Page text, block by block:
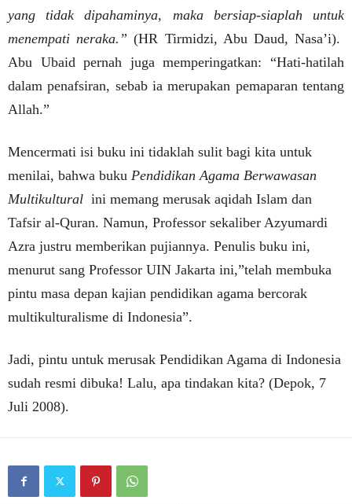
yang tidak dipahaminya, maka bersiap-siaplah untuk
menempati neraka.” (HR Tirmidzi, Abu Daud, Nasa’i).
Abu Ubaid pernah juga memperingatkan: “Hati-hatilah
dalam penafsiran, sebab ia merupakan pemaparan tentang
Allah.”
Mencermati isi buku ini tidaklah sulit bagi kita untuk
menilai, bahwa buku Pendidikan Agama Berwawasan
Multikultural ini memang merusak aqidah Islam dan
Tafsir al-Quran. Namun, Professor sekaliber Azyumardi
Azra justru memberikan pujiannya. Penulis buku ini,
menurut sang Professor UIN Jakarta ini,”telah membuka
pintu masa depan kajian pendidikan agama bercorak
multikulturalisme di Indonesia”.
Jadi, pintu untuk merusak Pendidikan Agama di Indonesia
sudah resmi dibuka! Lalu, apa tindakan kita? (Depok, 7
Juli 2008).